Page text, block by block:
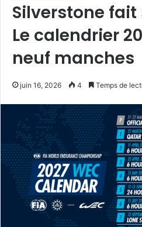
Silverstone
Le calendrier
neuf manches
juin 16, 2026 4 Temps de